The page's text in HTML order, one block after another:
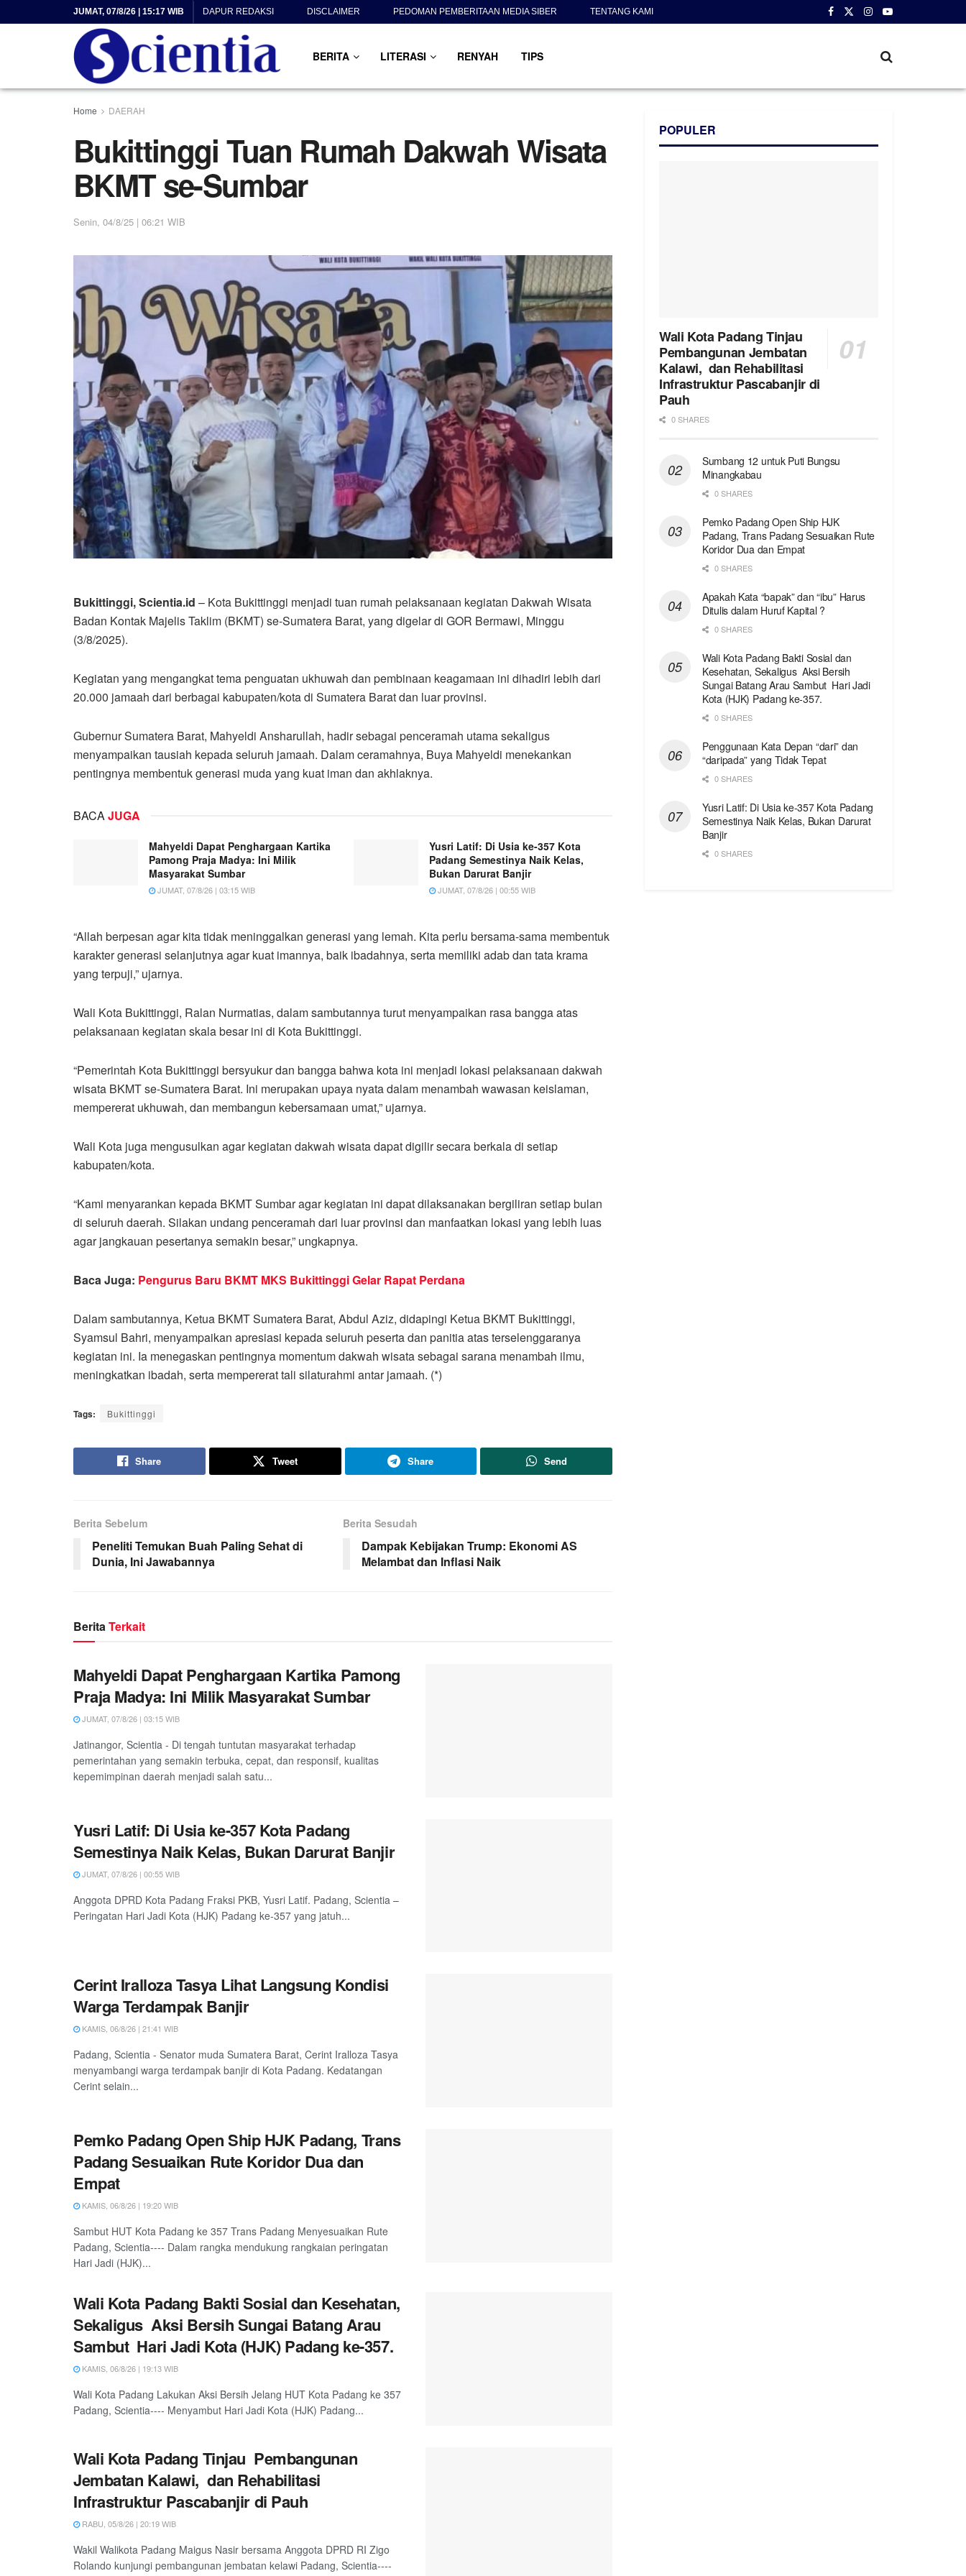
JUMAT, 07/8/26 | 15:17 WIB DAPUR REDAKSI DISCLAIMER PEDOMAN PEMBERITAAN MEDIA SIBER TENTANG KAMI
BERITA LITERASI RENYAH TIPS
Home DAERAH
Bukittinggi Tuan Rumah Dakwah Wisata
BKMT se-Sumbar
Senin, 04/8/25 | 06:21 WIB
Bukittinggi, Scientia.id – Kota Bukittinggi menjadi tuan rumah pelaksanaan kegiatan Dakwah Wisata
Badan Kontak Majelis Taklim (BKMT) se-Sumatera Barat, yang digelar di GOR Bermawi, Minggu
(3/8/2025).
Kegiatan yang mengangkat tema penguatan ukhuwah dan pembinaan keagamaan ini dihadiri lebih dari
20.000 jamaah dari berbagai kabupaten/kota di Sumatera Barat dan luar provinsi.
Gubernur Sumatera Barat, Mahyeldi Ansharullah, hadir sebagai penceramah utama sekaligus
menyampaikan tausiah kepada seluruh jamaah. Dalam ceramahnya, Buya Mahyeldi menekankan
pentingnya membentuk generasi muda yang kuat iman dan akhlaknya.
BACAJUGA
Mahyeldi Dapat Penghargaan Kartika
Pamong Praja Madya: Ini Milik
Masyarakat Sumbar
JUMAT, 07/8/26 | 03:15 WIB
Yusri Latif: Di Usia ke-357 Kota
Padang Semestinya Naik Kelas,
Bukan Darurat Banjir
JUMAT, 07/8/26 | 00:55 WIB
“Allah berpesan agar kita tidak meninggalkan generasi yang lemah. Kita perlu bersama-sama membentuk
karakter generasi selanjutnya agar kuat imannya, baik ibadahnya, serta memiliki adab dan tata krama
yang terpuji,” ujarnya.
Wali Kota Bukittinggi, Ralan Nurmatias, dalam sambutannya turut menyampaikan rasa bangga atas
pelaksanaan kegiatan skala besar ini di Kota Bukittinggi.
“Pemerintah Kota Bukittinggi bersyukur dan bangga bahwa kota ini menjadi lokasi pelaksanaan dakwah
wisata BKMT se-Sumatera Barat. Ini merupakan upaya nyata dalam menambah wawasan keislaman,
mempererat ukhuwah, dan membangun kebersamaan umat,” ujarnya.
Wali Kota juga mengusulkan agar kegiatan dakwah wisata dapat digilir secara berkala di setiap
kabupaten/kota.
“Kami menyarankan kepada BKMT Sumbar agar kegiatan ini dapat dilaksanakan bergiliran setiap bulan
di seluruh daerah. Silakan undang penceramah dari luar provinsi dan manfaatkan lokasi yang lebih luas
agar jangkauan pesertanya semakin besar,” ungkapnya.
Baca Juga: Pengurus Baru BKMT MKS Bukittinggi Gelar Rapat Perdana
Dalam sambutannya, Ketua BKMT Sumatera Barat, Abdul Aziz, didapingi Ketua BKMT Bukittinggi,
Syamsul Bahri, menyampaikan apresiasi kepada seluruh peserta dan panitia atas terselenggaranya
kegiatan ini. Ia menegaskan pentingnya momentum dakwah wisata sebagai sarana menambah ilmu,
meningkatkan ibadah, serta mempererat tali silaturahmi antar jamaah. (*)
Tags: Bukittinggi
Share Tweet Share Send
Berita Sebelum
Peneliti Temukan Buah Paling Sehat di
Dunia, Ini Jawabannya
Berita Sesudah
Dampak Kebijakan Trump: Ekonomi AS
Melambat dan Inflasi Naik
BeritaTerkait
Mahyeldi Dapat Penghargaan Kartika Pamong
Praja Madya: Ini Milik Masyarakat Sumbar
JUMAT, 07/8/26 | 03:15 WIB
Jatinangor, Scientia - Di tengah tuntutan masyarakat terhadap
pemerintahan yang semakin terbuka, cepat, dan responsif, kualitas
kepemimpinan daerah menjadi salah satu...
Yusri Latif: Di Usia ke-357 Kota Padang
Semestinya Naik Kelas, Bukan Darurat Banjir
JUMAT, 07/8/26 | 00:55 WIB
Anggota DPRD Kota Padang Fraksi PKB, Yusri Latif. Padang, Scientia –
Peringatan Hari Jadi Kota (HJK) Padang ke-357 yang jatuh...
Cerint Iralloza Tasya Lihat Langsung Kondisi
Warga Terdampak Banjir
KAMIS, 06/8/26 | 21:41 WIB
Padang, Scientia - Senator muda Sumatera Barat, Cerint Iralloza Tasya
menyambangi warga terdampak banjir di Kota Padang. Kedatangan
Cerint selain...
Pemko Padang Open Ship HJK Padang, Trans
Padang Sesuaikan Rute Koridor Dua dan
Empat
KAMIS, 06/8/26 | 19:20 WIB
Sambut HUT Kota Padang ke 357 Trans Padang Menyesuaikan Rute
Padang, Scientia---- Dalam rangka mendukung rangkaian peringatan
Hari Jadi (HJK)...
Wali Kota Padang Bakti Sosial dan Kesehatan,
Sekaligus Aksi Bersih Sungai Batang Arau
Sambut Hari Jadi Kota (HJK) Padang ke-357.
KAMIS, 06/8/26 | 19:13 WIB
Wali Kota Padang Lakukan Aksi Bersih Jelang HUT Kota Padang ke 357
Padang, Scientia---- Menyambut Hari Jadi Kota (HJK) Padang...
Wali Kota Padang Tinjau Pembangunan
Jembatan Kalawi, dan Rehabilitasi
Infrastruktur Pascabanjir di Pauh
RABU, 05/8/26 | 20:19 WIB
Wakil Walikota Padang Maigus Nasir bersama Anggota DPRD RI Zigo
Rolando kunjungi pembangunan jembatan kelawi Padang, Scientia----
POPULER
Wali Kota Padang Tinjau
Pembangunan Jembatan
Kalawi, dan Rehabilitasi
Infrastruktur Pascabanjir di
Pauh
0 SHARES
Sumbang 12 untuk Puti Bungsu
Minangkabau
0 SHARES
Pemko Padang Open Ship HJK
Padang, Trans Padang Sesuaikan Rute
Koridor Dua dan Empat
0 SHARES
Apakah Kata “bapak” dan “ibu” Harus
Ditulis dalam Huruf Kapital ?
0 SHARES
Wali Kota Padang Bakti Sosial dan
Kesehatan, Sekaligus Aksi Bersih
Sungai Batang Arau Sambut Hari Jadi
Kota (HJK) Padang ke-357.
0 SHARES
Penggunaan Kata Depan “dari” dan
“daripada” yang Tidak Tepat
0 SHARES
Yusri Latif: Di Usia ke-357 Kota Padang
Semestinya Naik Kelas, Bukan Darurat
Banjir
0 SHARES